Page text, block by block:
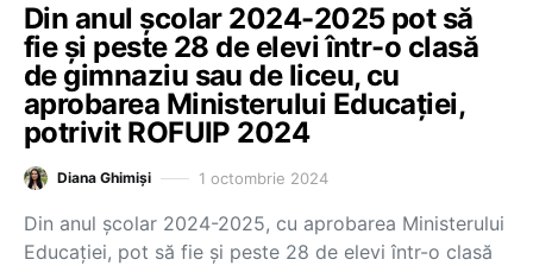
Din anul școlar 2024-2025 pot să
fie și peste 28 de elevi într-o clasă
de gimnaziu sau de liceu, cu
aprobarea Ministerului Educației,
potrivit ROFUIP 2024
Diana Ghimiși 1 octombrie 2024
Din anul școlar 2024-2025, cu aprobarea Ministerului
Educației, pot să fie și peste 28 de elevi într-o clasă